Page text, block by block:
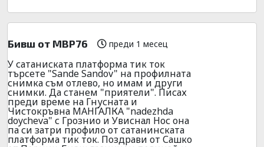
Бивш от МВР76 преди 1 месец
У сатаниската платформа тик ток
търсете "Sande Sandov" на профилната
снимка съм отлево, но имам и други
снимки. Да станем "приятели". Писах
преди време на Гнусната и
Чистокръвна МАНГАЛКА "nadezhda
doycheva" с Грознио и Увиснал Нос она
па си затри профило от сатанинската
платформа тик ток. Поздрави от Сашко